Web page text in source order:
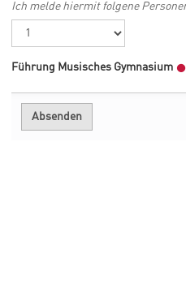
Ich melde hiermit folgene
Führung Musisches Gymnasium